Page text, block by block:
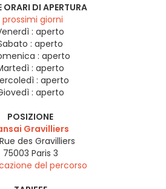
ORARI DI APERTURA
prossimi giorni
: aperto
: aperto
: aperto
: aperto
: aperto
: aperto
POSIZIONE
Gravilliers
des Gravilliers
75003 Paris 3
del percorso